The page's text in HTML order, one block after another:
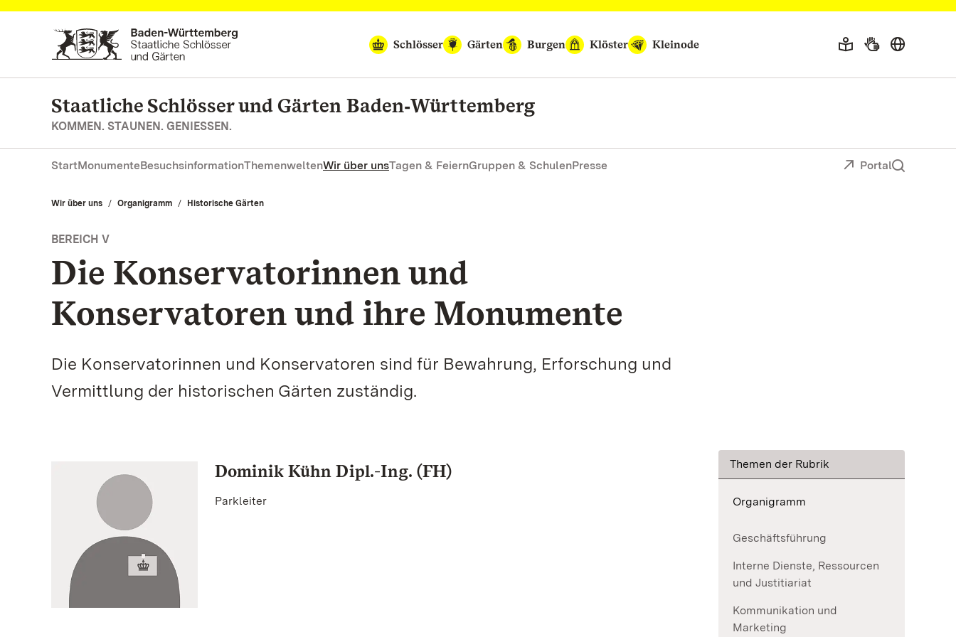
Zum Hauptinhalt springen
Schlösser
Gärten Burgen Klöster Kleinode
Staatliche Schlösser und Gärten Baden‑Württemberg
KOMMEN. STAUNEN. GENIESSEN.
StartMonumenteBesuchsinformationThemenweltenWir über unsTagen & FeiernGruppen & SchulenPresse Portal
Wir über uns Organigramm Historische Gärten
BEREICH V
Die Konservatorinnen und
Konservatoren und ihre Monumente
Die Konservatorinnen und Konservatoren sind für Bewahrung, Erforschung und
Vermittlung der historischen Gärten zuständig.
Dominik Kühn Dipl.-Ing. (FH)
Parkleiter
Themen der Rubrik
Organigramm
Geschäftsführung
Interne Dienste, Ressourcen
und Justitiariat
Kommunikation und
Marketing